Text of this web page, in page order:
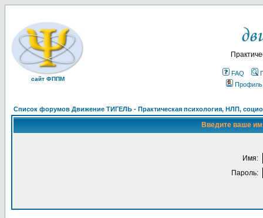
сайт ФППМ
FAQ
Профиль
Список форумов Движение ТИГЕЛЬ - Практическая психология, НЛП,
Введите ваше
Имя:
Пароль: